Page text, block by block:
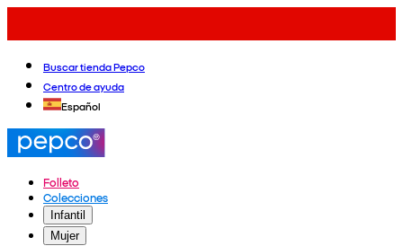
Buscar tienda Pepco
Centro de ayuda
Español
Folleto
Colecciones
Infantil
Mujer